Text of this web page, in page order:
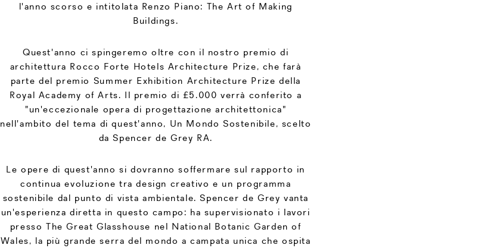
l'anno scorso e intitolata Renzo Piano: The Art of Making
Buildings.
Quest'anno ci spingeremo oltre con il nostro premio di
architettura Rocco Forte Hotels Architecture Prize, che farà
parte del premio Summer Exhibition Architecture Prize della
Royal Academy of Arts. Il premio di £5.000 verrà conferito a
"un'eccezionale opera di progettazione architettonica"
nell'ambito del tema di quest'anno, Un Mondo Sostenibile, scelto
da Spencer de Grey RA.
Le opere di quest'anno si dovranno soffermare sul rapporto in
continua evoluzione tra design creativo e un programma
sostenibile dal punto di vista ambientale. Spencer de Grey vanta
un'esperienza diretta in questo campo: ha supervisionato i lavori
presso The Great Glasshouse nel National Botanic Garden of
Wales, la più grande serra del mondo a campata unica che ospita